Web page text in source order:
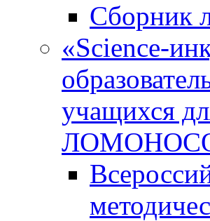
Сборник
«Science-
учащихся